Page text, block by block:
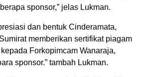
sponsor,” jelas Lukman.
dan bentuk Cinderamata,
memberikan sertifikat piagam
Forkopimcam Wanaraja,
sponsor.” tambah Lukman.